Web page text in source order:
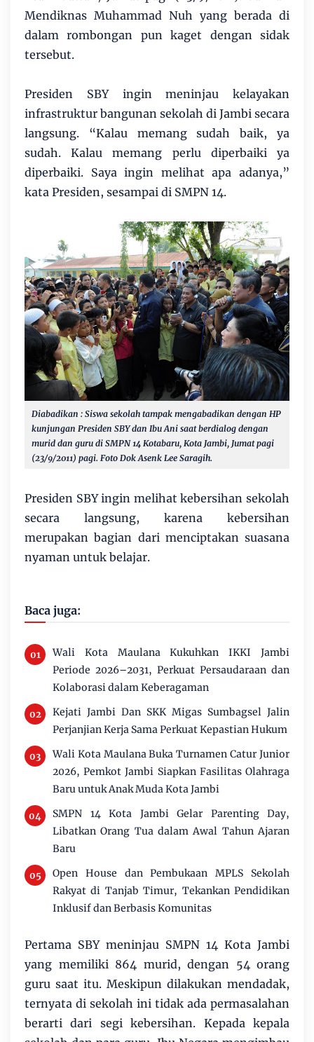
Mendiknas Muhammad Nuh yang berada di
dalam rombongan pun kaget dengan sidak
tersebut.
Presiden SBY ingin meninjau kelayakan
infrastruktur bangunan sekolah di Jambi secara
langsung. “Kalau memang sudah baik, ya
sudah. Kalau memang perlu diperbaiki ya
diperbaiki. Saya ingin melihat apa adanya,”
kata Presiden, sesampai di SMPN 14.
Diabadikan : Siswa sekolah tampak mengabadikan dengan HP
kunjungan Presiden SBY dan Ibu Ani saat berdialog dengan
murid dan guru di SMPN 14 Kotabaru, Kota Jambi, Jumat pagi
(23/9/2011) pagi. Foto Dok Asenk Lee Saragih.
Presiden SBY ingin melihat kebersihan sekolah
secara langsung, karena kebersihan
merupakan bagian dari menciptakan suasana
nyaman untuk belajar.
Baca juga:
Wali Kota Maulana Kukuhkan IKKI Jambi
Periode 2026–2031, Perkuat Persaudaraan dan
Kolaborasi dalam Keberagaman
Kejati Jambi Dan SKK Migas Sumbagsel Jalin
Perjanjian Kerja Sama Perkuat Kepastian Hukum
Wali Kota Maulana Buka Turnamen Catur Junior
2026, Pemkot Jambi Siapkan Fasilitas Olahraga
Baru untuk Anak Muda Kota Jambi
SMPN 14 Kota Jambi Gelar Parenting Day,
Libatkan Orang Tua dalam Awal Tahun Ajaran
Baru
Open House dan Pembukaan MPLS Sekolah
Rakyat di Tanjab Timur, Tekankan Pendidikan
Inklusif dan Berbasis Komunitas
Pertama SBY meninjau SMPN 14 Kota Jambi
yang memiliki 864 murid, dengan 54 orang
guru saat itu. Meskipun dilakukan mendadak,
ternyata di sekolah ini tidak ada permasalahan
berarti dari segi kebersihan. Kepada kepala